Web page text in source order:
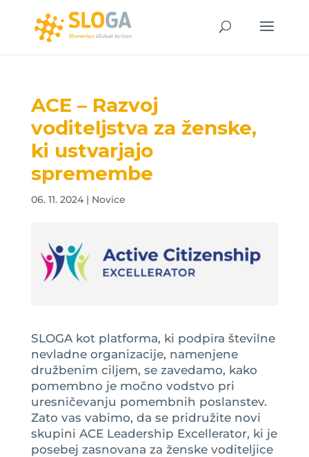
ACE – Razvoj
voditeljstva za ženske,
ki ustvarjajo
spremembe
06. 11. 2024| Novice
SLOGA kot platforma, ki podpira številne
nevladne organizacije, namenjene
družbenim ciljem, se zavedamo, kako
pomembno je močno vodstvo pri
uresničevanju pomembnih poslanstev.
Zato vas vabimo, da se pridružite novi
skupini ACE Leadership Excellerator, ki je
posebej zasnovana za ženske voditeljice